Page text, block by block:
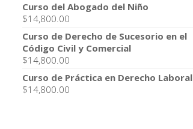
Curso del Abogado del Niño
$14,800.00
Curso de Derecho de Sucesorio en el
Código Civil y Comercial
$14,800.00
Curso de Práctica en Derecho Laboral
$14,800.00